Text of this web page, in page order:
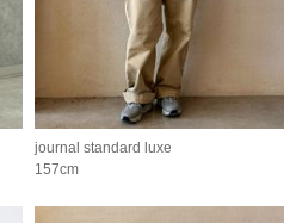
journal standard luxe
157cm